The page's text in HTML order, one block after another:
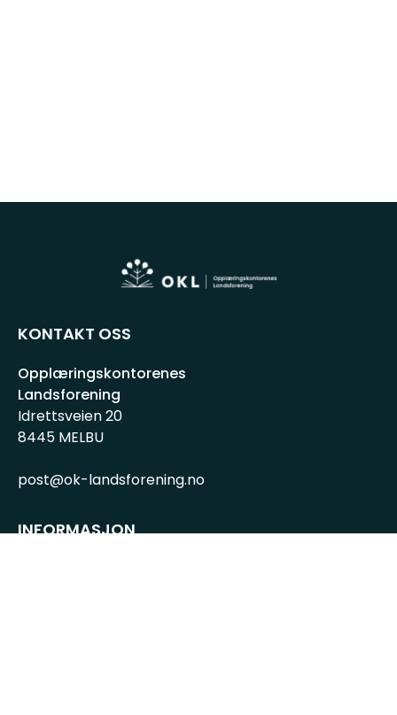
KONTAKT OSS
Opplæringskontorenes
Landsforening
Idrettsveien 20
8445 MELBU
post@ok-landsforening.no
INFORMASJON